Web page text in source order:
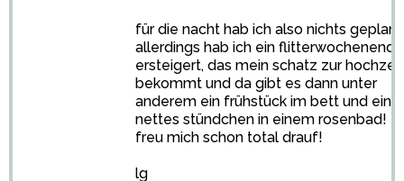
für die nacht hab ich also nichts geplant,
allerdings hab ich ein flitterwochenende
ersteigert, das mein schatz zur hochzeit
bekommt und da gibt es dann unter
anderem ein frühstück im bett und ein
nettes stündchen in einem rosenbad!
freu mich schon total drauf!
lg